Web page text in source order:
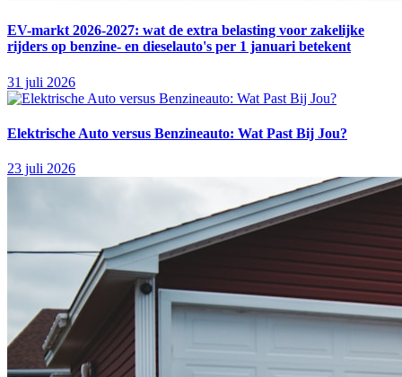
EV-markt 2026-2027: wat de extra belasting voor zakelijke
rijders op benzine- en dieselauto's per 1 januari betekent
31 juli 2026
Elektrische Auto versus Benzineauto: Wat Past Bij Jou?
23 juli 2026